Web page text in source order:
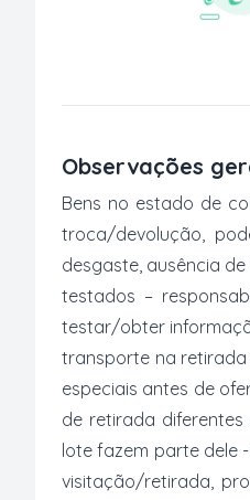
Observações
Bens no estado de
troca/devolução,
desgaste, ausência
testados –
testar/obter
transporte na
especiais antes de
de retirada
lote fazem parte dele
visitação/retirada,